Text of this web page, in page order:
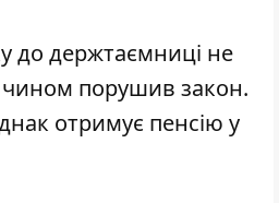
до держтаємниці не
чином порушив закон.
отримує пенсію у